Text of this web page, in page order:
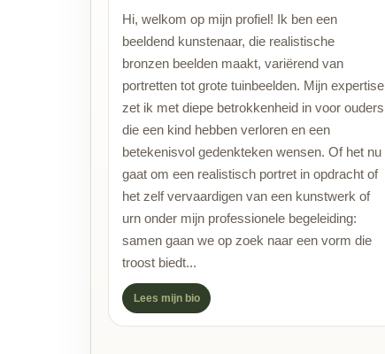
Hi, welkom op mijn profiel! Ik ben een
beeldend kunstenaar, die realistische
bronzen beelden maakt, variërend van
portretten tot grote tuinbeelden. Mijn expertise
zet ik met diepe betrokkenheid in voor ouders
die een kind hebben verloren en een
betekenisvol gedenkteken wensen. Of het nu
gaat om een realistisch portret in opdracht of
het zelf vervaardigen van een kunstwerk of
urn onder mijn professionele begeleiding:
samen gaan we op zoek naar een vorm die
troost biedt...
Lees mijn bio